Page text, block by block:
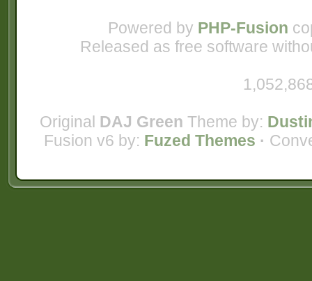
Powered by PHP-Fusion
Released as free software
Original DAJ Green Theme by:
Fusion v6 by: Fuzed Themes ·